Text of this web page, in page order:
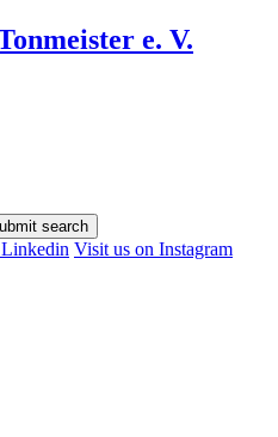
e. V.
search
Visit us on Instagram